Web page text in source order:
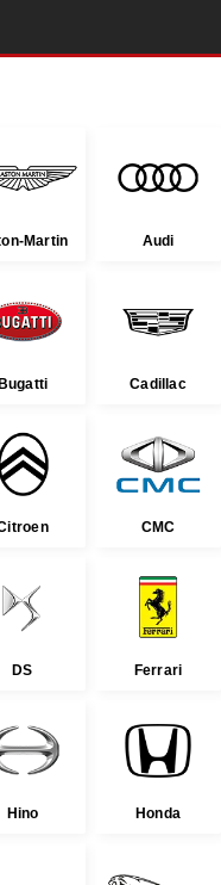
Martin Audi
Bugatti Cadillac
CMC
DS Ferrari
Hino Honda